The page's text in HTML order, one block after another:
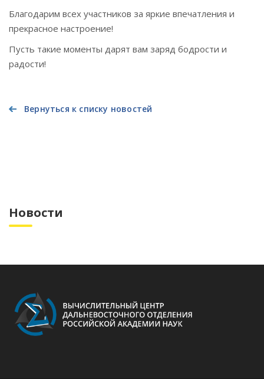
Благодарим всех участников за яркие впечатления и
прекрасное настроение!
Пусть такие моменты дарят вам заряд бодрости и
радости!
Вернуться к списку новостей
Новости